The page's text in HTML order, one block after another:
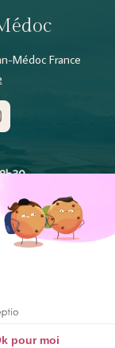
Médoc France
Médoc